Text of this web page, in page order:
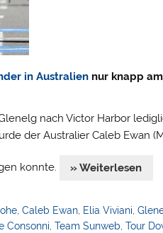
in Australien nur knapp
nach Victor Harbor
der Australier Caleb Ewan
konnte. » Weiterlesen
, Caleb Ewan, Elia Viviani,
Consonni ,Team Sunweb ,Tour